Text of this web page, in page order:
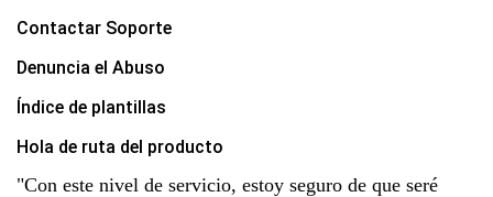
Contactar Soporte
Denuncia el Abuso
Índice de plantillas
Hola de ruta del producto
"Con este nivel de servicio, estoy seguro de que seré